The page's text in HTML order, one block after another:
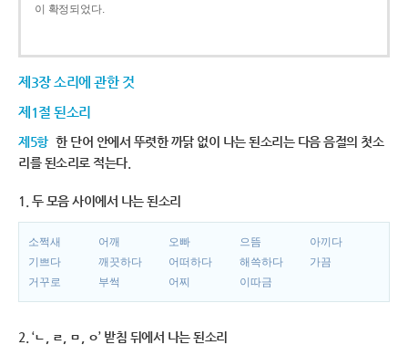
이 확정되었다.
제3장 소리에 관한 것
제1절 된소리
제5항 한 단어 안에서 뚜렷한 까닭 없이 나는 된소리는 다음 음절의 첫소
리를 된소리로 적는다.
1. 두 모음 사이에서 나는 된소리
소쩍새 어깨 오빠 으뜸
아끼다
기쁘다
깨끗하다 어떠하다 해쓱하다
가끔
거꾸로
부썩 어찌 이따금
2. ‘ㄴ, ㄹ, ㅁ, ㅇ’ 받침 뒤에서 나는 된소리